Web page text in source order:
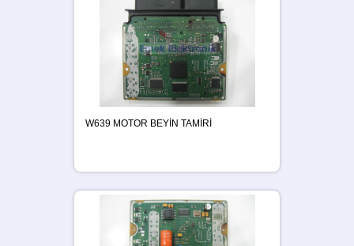
W639 MOTOR BEYİN TAMİRİ